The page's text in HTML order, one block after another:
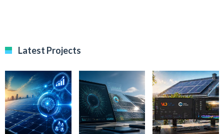
Latest Projects